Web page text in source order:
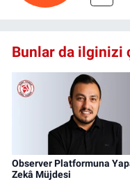
Bunlar da ilginizi
Observer Platformuna
Zekâ Müjdesi